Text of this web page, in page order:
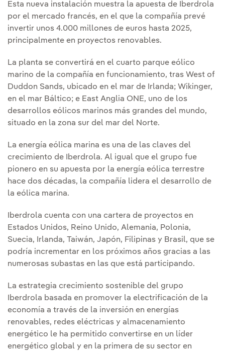
Esta nueva instalación muestra la apuesta de Iberdrola
por el mercado francés, en el que la compañía prevé
invertir unos 4.000 millones de euros hasta 2025,
principalmente en proyectos renovables.
La planta se convertirá en el cuarto parque eólico
marino de la compañía en funcionamiento, tras West of
Duddon Sands, ubicado en el mar de Irlanda; Wikinger,
en el mar Báltico; e East Anglia ONE, uno de los
desarrollos eólicos marinos más grandes del mundo,
situado en la zona sur del mar del Norte.
La energía eólica marina es una de las claves del
crecimiento de Iberdrola. Al igual que el grupo fue
pionero en su apuesta por la energía eólica terrestre
hace dos décadas, la compañía lidera el desarrollo de
la eólica marina.
Iberdrola cuenta con una cartera de proyectos en
Estados Unidos, Reino Unido, Alemania, Polonia,
Suecia, Irlanda, Taiwán, Japón, Filipinas y Brasil, que se
podría incrementar en los próximos años gracias a las
numerosas subastas en las que está participando.
La estrategia crecimiento sostenible del grupo
Iberdrola basada en promover la electrificación de la
economía a través de la inversión en energías
renovables, redes eléctricas y almacenamiento
energético le ha permitido convertirse en un líder
energético global y en la primera de su sector en